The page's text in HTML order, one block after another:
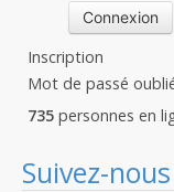
Inscription
Mot de passé
735 personnes en
Suivez-nous